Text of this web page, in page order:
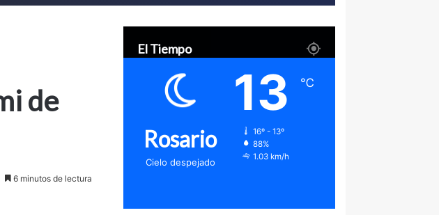
por
de
6 minutos de lectura
El Tiempo
Rosario
Cielo despejado
13 ℃
16º - 13º
88%
1.03 km/h